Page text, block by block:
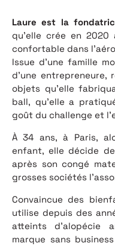
Laure est la
qu’elle crée en
confortable dans
Issue d’une famille
d’une entrepreneure,
objets qu’elle
ball, qu’elle a
goût du challenge et
À 34 ans, à Paris,
enfant, elle décide
après son congé
grosses sociétés
Convaincue des
utilise depuis des
atteints d’alopécie
marque sans